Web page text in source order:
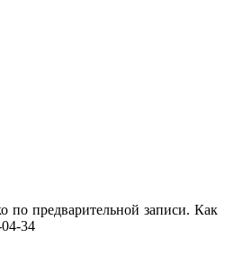
по предварительной записи. Как
34